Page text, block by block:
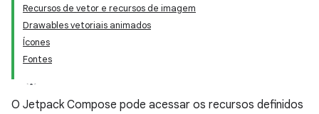
Recursos de vetor e recursos de imagem
Drawables vetoriais animados
Ícones
Fontes
O Jetpack Compose pode acessar os recursos definidos